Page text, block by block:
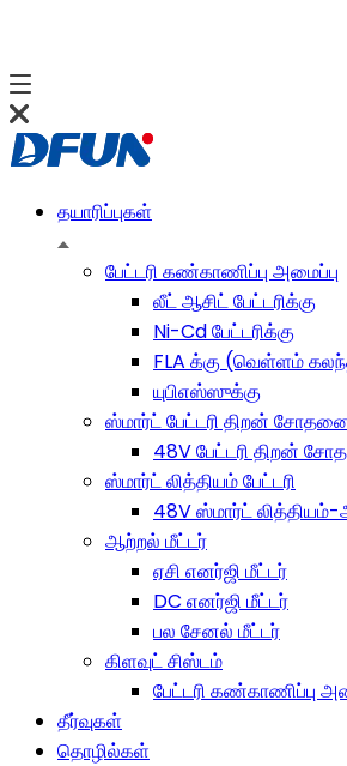
தயாரிப்புகள்
பேட்டரி கண்காணிப்பு அமைப்பு
லீட் ஆசிட் பேட்டரிக்கு
Ni-Cd பேட்டரிக்கு
FLA க்கு (வெள்ளம்
யுபிஎஸ்ஸுக்கு
ஸ்மார்ட் பேட்டரி திறன்
48V பேட்டரி திறன்
ஸ்மார்ட் லித்தியம் பேட்டரி
48V ஸ்மார்ட்
ஆற்றல் மீட்டர்
ஏசி எனர்ஜி மீட்டர்
DC எனர்ஜி மீட்டர்
பல சேனல் மீட்டர்
கிளவுட் சிஸ்டம்
பேட்டரி கண்காணிப்பு
தீர்வுகள்
தொழில்கள்